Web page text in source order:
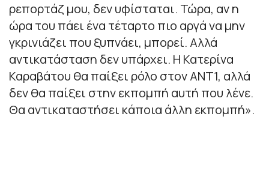
ρεπορτάζ μου, δεν υφίσταται. Τώρα, αν η
ώρα του πάει ένα τέταρτο πιο αργά να μην
γκρινιάζει που ξυπνάει, μπορεί. Αλλά
αντικατάσταση δεν υπάρχει. Η Κατερίνα
Καραβάτου θα παίξει ρόλο στον ΑΝΤ1, αλλά
δεν θα παίξει στην εκπομπή αυτή που λένε.
Θα αντικαταστήσει κάποια άλλη εκπομπή».